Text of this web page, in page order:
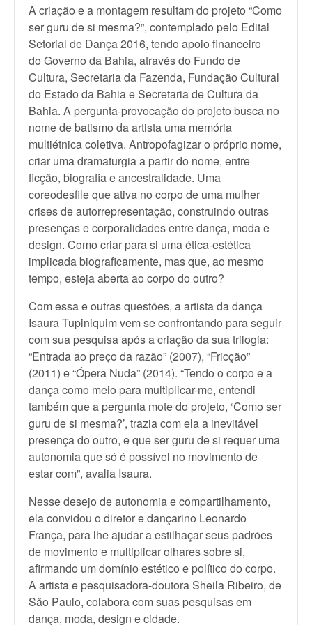
A criação e a montagem resultam do projeto “Como
ser guru de si mesma?”, contemplado pelo Edital
Setorial de Dança 2016, tendo apoio financeiro
do Governo da Bahia, através do Fundo de
Cultura, Secretaria da Fazenda, Fundação Cultural
do Estado da Bahia e Secretaria de Cultura da
Bahia. A pergunta-provocação do projeto busca no
nome de batismo da artista uma memória
multiétnica coletiva. Antropofagizar o próprio nome,
criar uma dramaturgia a partir do nome, entre
ficção, biografia e ancestralidade. Uma
coreodesfile que ativa no corpo de uma mulher
crises de autorrepresentação, construindo outras
presenças e corporalidades entre dança, moda e
design. Como criar para si uma ética-estética
implicada biograficamente, mas que, ao mesmo
tempo, esteja aberta ao corpo do outro?
Com essa e outras questões, a artista da dança
Isaura Tupiniquim vem se confrontando para seguir
com sua pesquisa após a criação da sua trilogia:
“Entrada ao preço da razão” (2007), “Fricção”
(2011) e “Ópera Nuda” (2014). “Tendo o corpo e a
dança como meio para multiplicar-me, entendi
também que a pergunta mote do projeto, ‘Como ser
guru de si mesma?’, trazia com ela a inevitável
presença do outro, e que ser guru de si requer uma
autonomia que só é possível no movimento de
estar com”, avalia Isaura.
Nesse desejo de autonomia e compartilhamento,
ela convidou o diretor e dançarino Leonardo
França, para lhe ajudar a estilhaçar seus padrões
de movimento e multiplicar olhares sobre si,
afirmando um domínio estético e político do corpo.
A artista e pesquisadora-doutora Sheila Ribeiro, de
São Paulo, colabora com suas pesquisas em
dança, moda, design e cidade.